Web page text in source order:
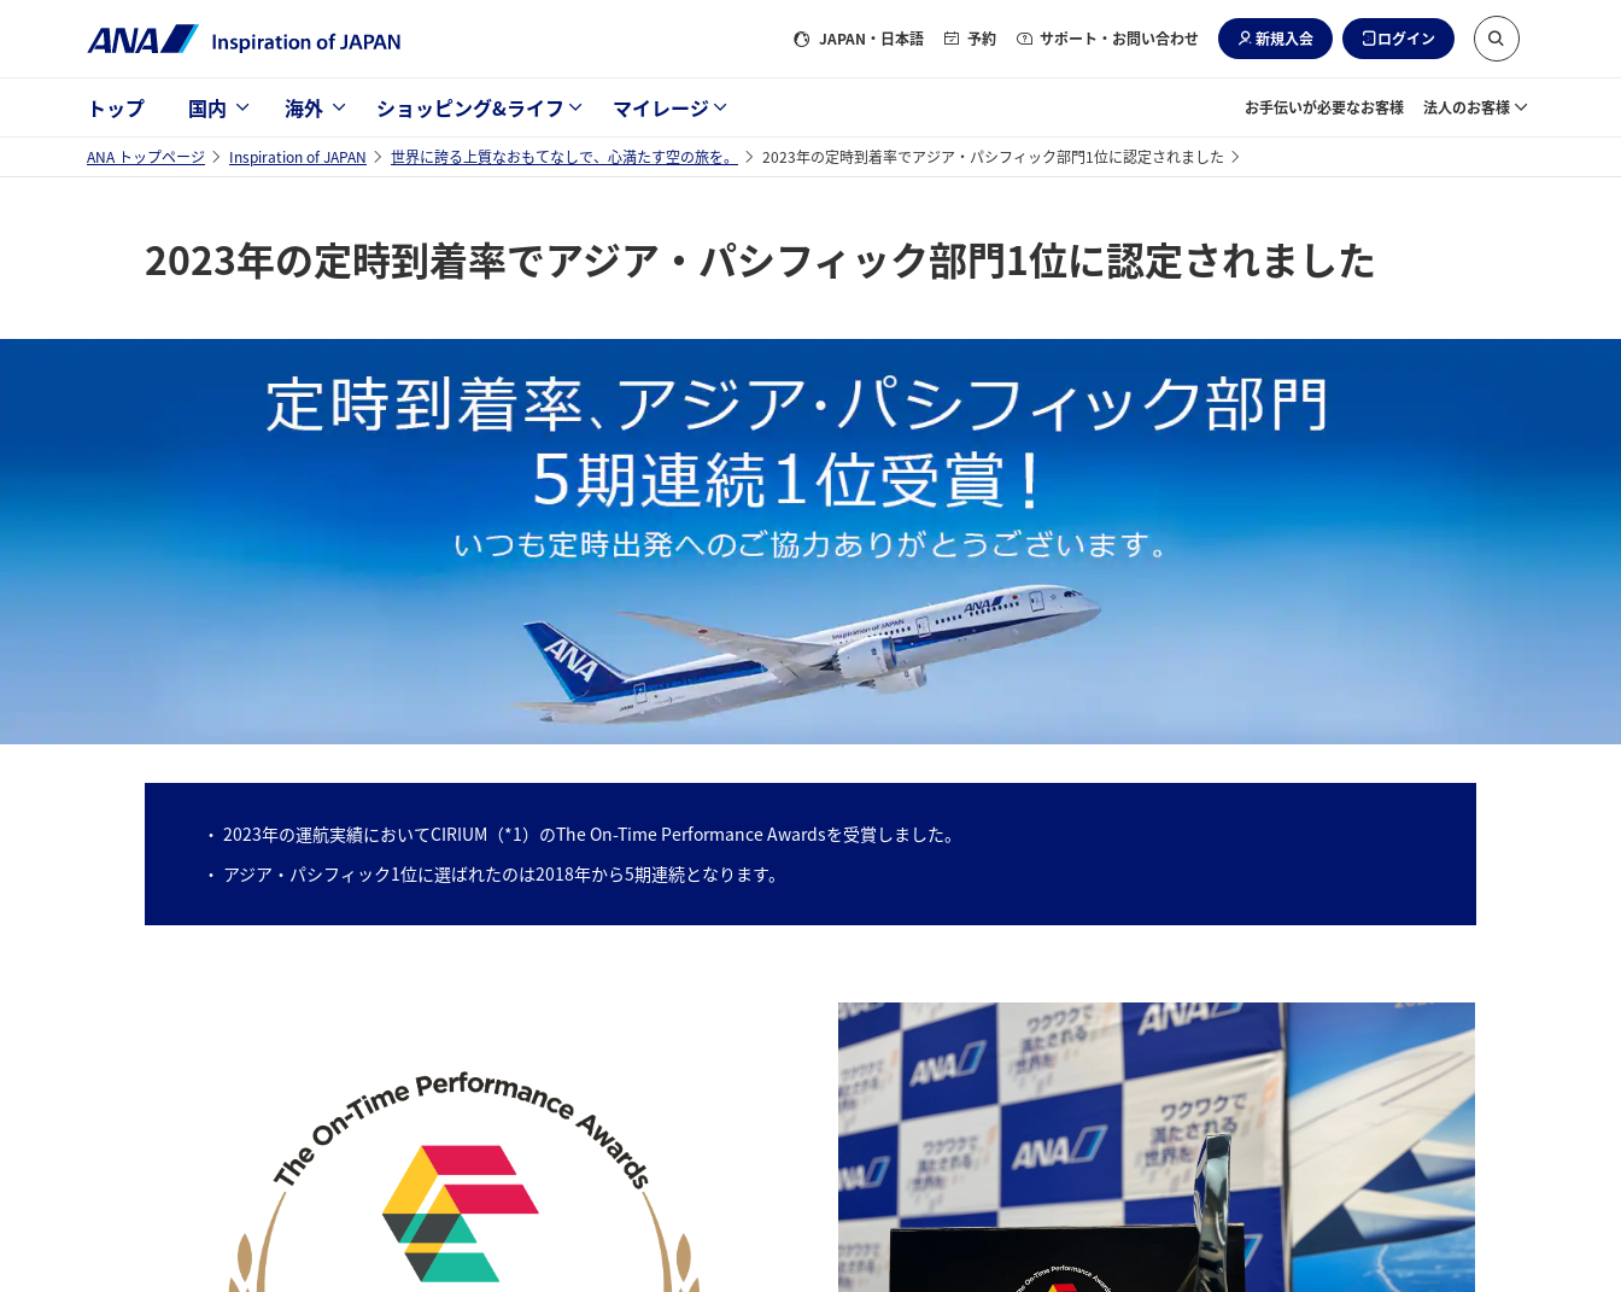
JAPAN ・日本語 予約 サポート・お問い合わせ 新規入会 ログイン
トップ 国内 海外 ショッピング&ライフ マイレージ お手伝いが必要なお客様 法人のお客様
ANA トップページ Inspiration of JAPAN 世界に誇る上質なおもてなしで、心満たす空の旅を。 2023年の定時到着率でアジア・パシフィック部門1位に認定されました
2023年の定時到着率でアジア・パシフィック部門1位に認定されました
2023年の運航実績においてCIRIUM（*1）のThe On-Time Performance Awardsを受賞しました。
アジア・パシフィック1位に選ばれたのは2018年から5期連続となります。